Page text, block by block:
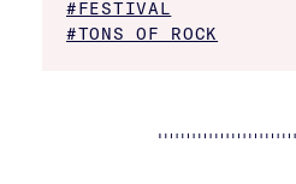
#FESTIVAL
#TONS OF ROCK